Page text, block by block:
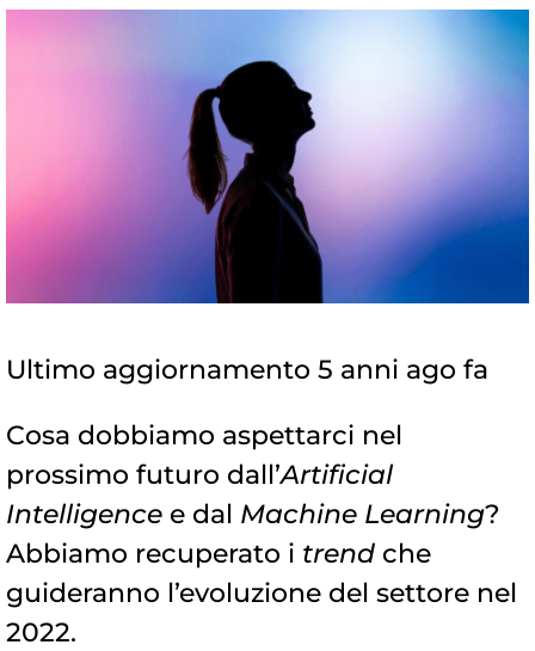
Ultimo aggiornamento 5 anni ago fa
Cosa dobbiamo aspettarci nel
prossimo futuro dall’Artificial
Intelligence e dal Machine Learning?
Abbiamo recuperato i trend che
guideranno l’evoluzione del settore nel
2022.